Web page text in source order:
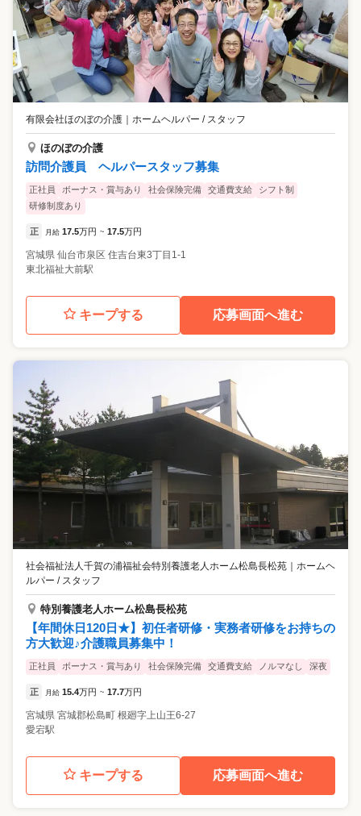
有限会社ほのぼの介護 ｜ ホームヘルパー / スタッフ
ほのぼの介護
訪問介護員 ヘルパースタッフ募集
正社員 ボーナス・賞与あり 社会保険完備 交通費支給
シフト制
研修制度あり
正 月給 17.5万円 ~ 17.5万円
宮城県 仙台市泉区 住吉台東3丁目1-1
東北福祉大前駅
キープする 応募画面へ進む
社会福祉法人千賀の浦福祉会特別養護老人ホーム松島長松苑 ｜ ホームヘ
ルパー / スタッフ
特別養護老人ホーム松島長松苑
【年間休日120日★】初任者研修・実務者研修をお持ちの
方大歓迎♪介護職員募集中！
正社員 ボーナス・賞与あり 社会保険完備 交通費支給 ノルマなし 深夜
正 月給 15.4万円 ~ 17.7万円
宮城県 宮城郡松島町 根廻字上山王6-27
愛宕駅
キープする 応募画面へ進む